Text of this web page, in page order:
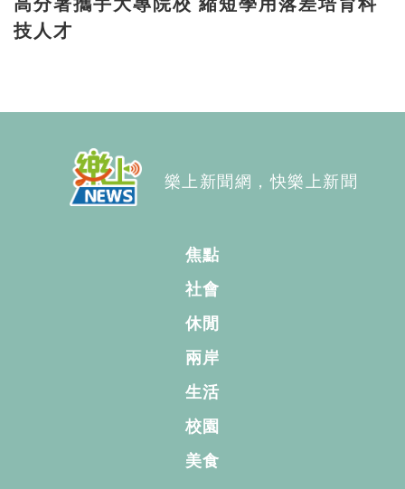
技人才
樂上新聞網，快樂上新聞
焦點
社會
休閒
兩岸
生活
校園
美食